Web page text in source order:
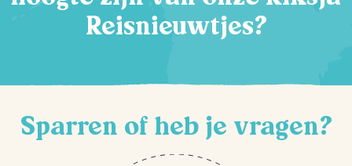
Reisnieuwtjes?
Sparren of heb je vragen?